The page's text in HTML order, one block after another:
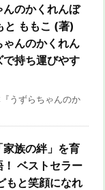
のかくれんぼ
と ももこ (著)
んのかくれん
持ち運びやす
うずらちゃんのか
家族の絆」を育
ベストセラー
もと笑顔になれ